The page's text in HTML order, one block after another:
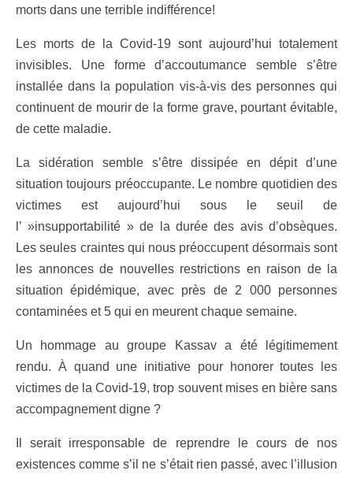
morts dans une terrible indifférence!
Les morts de la Covid-19 sont aujourd’hui totalement
invisibles. Une forme d’accoutumance semble s’être
installée dans la population vis-à-vis des personnes qui
continuent de mourir de la forme grave, pourtant évitable,
de cette maladie.
La sidération semble s’être dissipée en dépit d’une
situation toujours préoccupante. Le nombre quotidien des
victimes est aujourd’hui sous le seuil de
l’ »insupportabilité » de la durée des avis d’obsèques.
Les seules craintes qui nous préoccupent désormais sont
les annonces de nouvelles restrictions en raison de la
situation épidémique, avec près de 2 000 personnes
contaminées et 5 qui en meurent chaque semaine.
Un hommage au groupe Kassav a été légitimement
rendu. À quand une initiative pour honorer toutes les
victimes de la Covid-19, trop souvent mises en bière sans
accompagnement digne ?
Il serait irresponsable de reprendre le cours de nos
existences comme s’il ne s’était rien passé, avec l’illusion